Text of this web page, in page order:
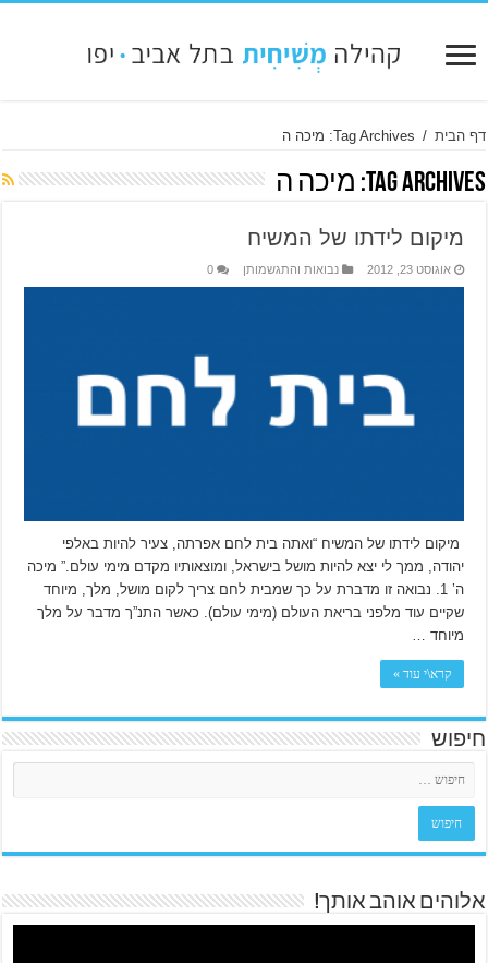
דף הבית / Tag Archives: מיכה ה
Tag Archives: מיכה ה
מיקום לידתו של המשיח
אוגוסט 23, 2012 נבואות והתגשמותן 0
מיקום לידתו של המשיח “ואתה בית לחם אפרתה, צעיר להיות באלפי
יהודה, ממך לי יצא להיות מושל בישראל, ומוצאותיו מקדם מימי עולם.” מיכה
ה’ 1. נבואה זו מדברת על כך שמבית לחם צריך לקום מושל, מלך, מיוחד
שקיים עוד מלפני בריאת העולם (מימי עולם). כאשר התנ”ך מדבר על מלך
מיוחד …
קרא\י עוד »
חיפוש
אלוהים אוהב אותך!